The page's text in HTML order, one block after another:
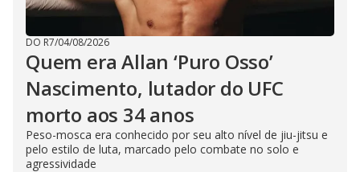
DO R7/04/08/2026
Quem era Allan ‘Puro Osso’
Nascimento, lutador do UFC
morto aos 34 anos
Peso-mosca era conhecido por seu alto nível de jiu-jitsu e
pelo estilo de luta, marcado pelo combate no solo e
agressividade